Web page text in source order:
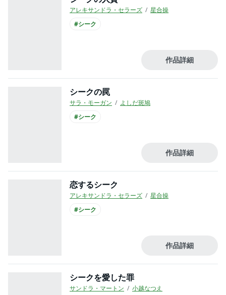
アレキサンドラ・セラーズ
星合操
#シーク
作品詳細
シークの罠
サラ・モーガン
よしだ斑鳩
#シーク
作品詳細
恋するシーク
アレキサンドラ・セラーズ
星合操
#シーク
作品詳細
シークを愛した罪
サンドラ・マートン 小越なつえ